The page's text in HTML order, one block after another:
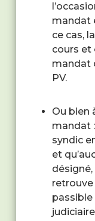
mandat
ce cas,
cours et
mandat
PV.
Ou bien
mandat
syndic
et
judiciaire